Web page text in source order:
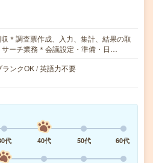
＊調査票作成、入力、集計、結果の取
サーチ業務＊会議設定・準備・日…
ンクOK / 英語力不要
代 40代 50代
60代